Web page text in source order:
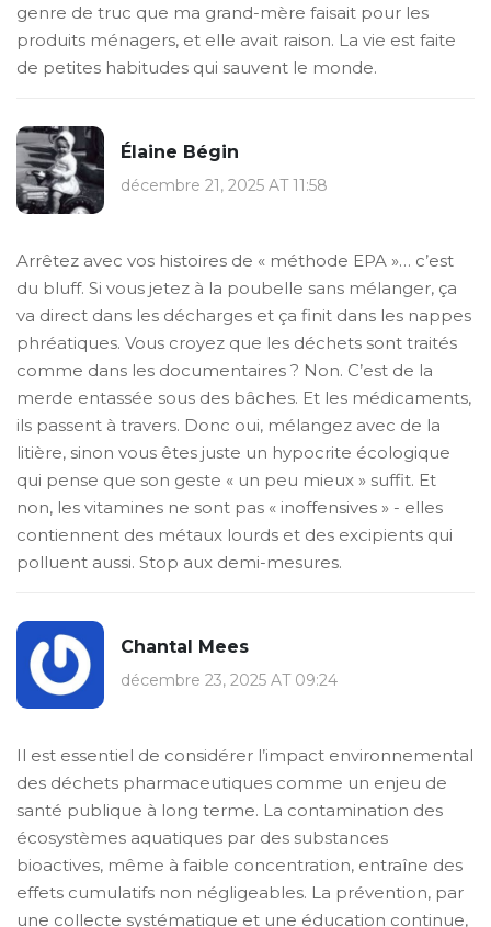
genre de truc que ma grand-mère faisait pour les
produits ménagers, et elle avait raison. La vie est faite
de petites habitudes qui sauvent le monde.
Élaine Bégin
décembre 21, 2025 AT 11:58
Arrêtez avec vos histoires de « méthode EPA »… c’est
du bluff. Si vous jetez à la poubelle sans mélanger, ça
va direct dans les décharges et ça finit dans les nappes
phréatiques. Vous croyez que les déchets sont traités
comme dans les documentaires ? Non. C’est de la
merde entassée sous des bâches. Et les médicaments,
ils passent à travers. Donc oui, mélangez avec de la
litière, sinon vous êtes juste un hypocrite écologique
qui pense que son geste « un peu mieux » suffit. Et
non, les vitamines ne sont pas « inoffensives » - elles
contiennent des métaux lourds et des excipients qui
polluent aussi. Stop aux demi-mesures.
Chantal Mees
décembre 23, 2025 AT 09:24
Il est essentiel de considérer l’impact environnemental
des déchets pharmaceutiques comme un enjeu de
santé publique à long terme. La contamination des
écosystèmes aquatiques par des substances
bioactives, même à faible concentration, entraîne des
effets cumulatifs non négligeables. La prévention, par
une collecte systématique et une éducation continue,